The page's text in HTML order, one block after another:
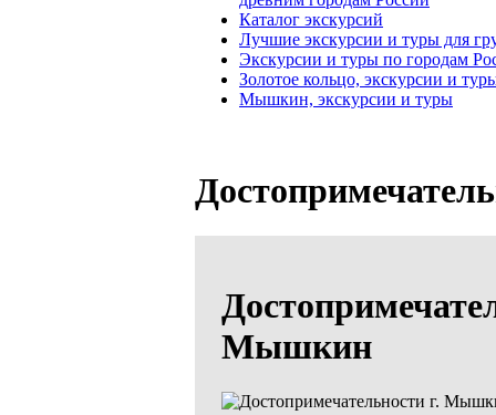
Каталог экскурсий
Лучшие экскурсии и туры для
Экскурсии и туры по городам
Золотое кольцо, экскурсии и
Мышкин, экскурсии и туры
Мышкин